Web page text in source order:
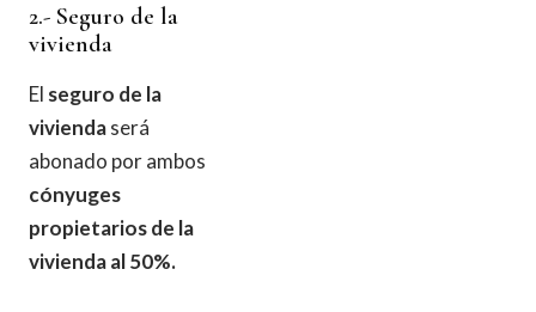
2.- Seguro de la
vivienda
El seguro de la
viviendaserá
abonado por ambos
cónyuges
propietarios de la
vivienda al 50%.